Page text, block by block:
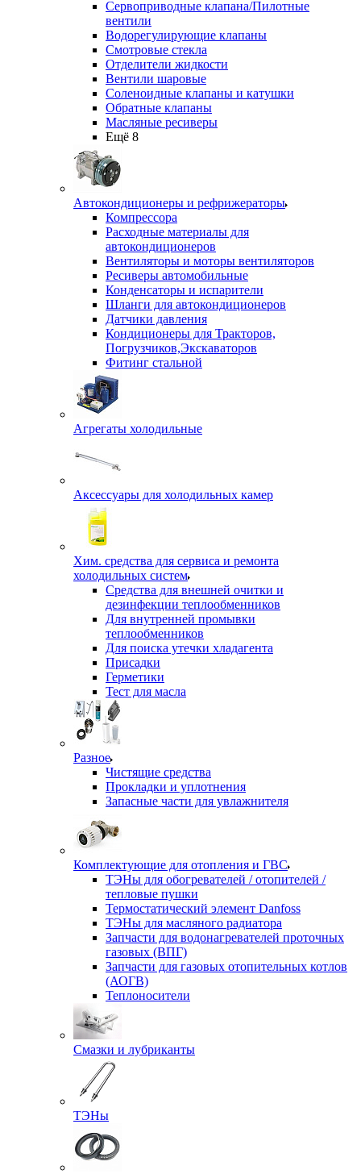
Сервоприводные клапана/Пилотные
вентили
Водорегулирующие клапаны
Смотровые стекла
Отделители жидкости
Вентили шаровые
Соленоидные клапаны и катушки
Обратные клапаны
Масляные ресиверы
Ещё 8
Автокондиционеры и рефрижераторы
Компрессора
Расходные материалы для
автокондиционеров
Вентиляторы и моторы вентиляторов
Ресиверы автомобильные
Конденсаторы и испарители
Шланги для автокондиционеров
Датчики давления
Кондиционеры для Тракторов,
Погрузчиков,Экскаваторов
Фитинг стальной
Агрегаты холодильные
Аксессуары для холодильных камер
Хим. средства для сервиса и ремонта
холодильных систем
Средства для внешней очитки и
дезинфекции теплообменников
Для внутренней промывки
теплообменников
Для поиска утечки хладагента
Присадки
Герметики
Тест для масла
Разное
Чистящие средства
Прокладки и уплотнения
Запасные части для увлажнителя
Комплектующие для отопления и ГВС
ТЭНы для обогревателей / отопителей /
тепловые пушки
Термостатический элемент Danfoss
ТЭНы для масляного радиатора
Запчасти для водонагревателей проточных
газовых (ВПГ)
Запчасти для газовых отопительных котлов
(АОГВ)
Теплоносители
Смазки и лубриканты
ТЭНы